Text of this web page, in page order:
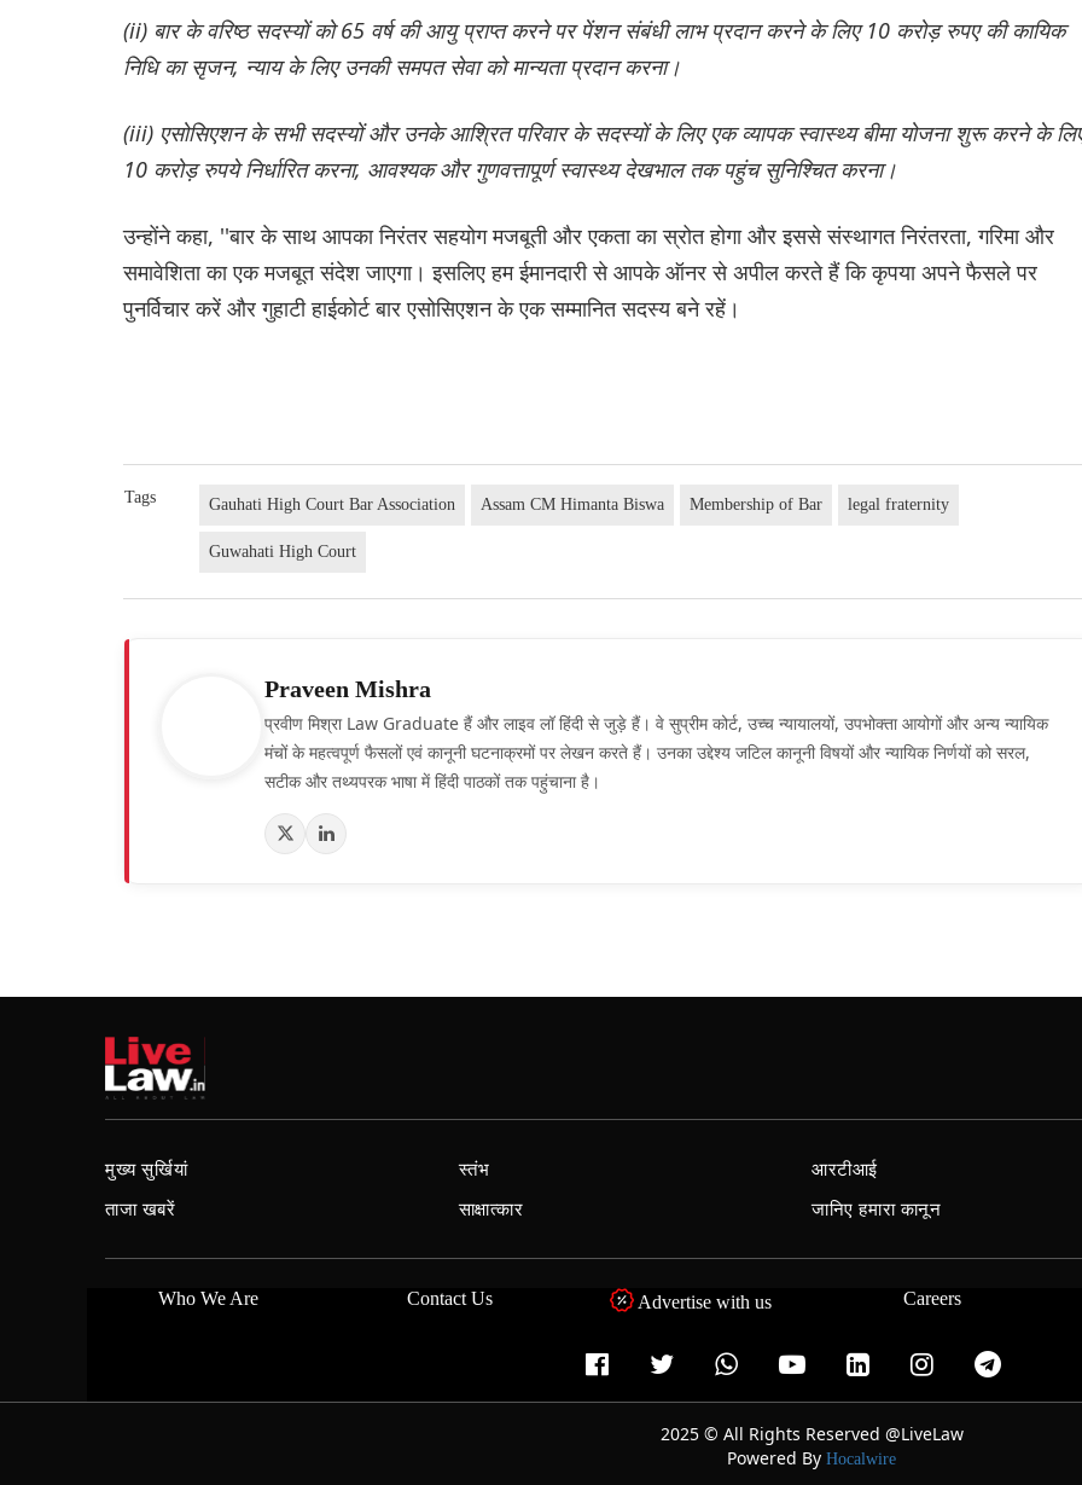
(ii) बार के वरिष्ठ सदस्यों को 65 वर्ष की आयु प्राप्त करने पर पेंशन संबंधी लाभ प्रदान करने के लिए 10 करोड़ रुपए की कायिक
निधि का सृजन, न्याय के लिए उनकी समपत सेवा को मान्यता प्रदान करना।
(iii) एसोसिएशन के सभी सदस्यों और उनके आश्रित परिवार के सदस्यों के लिए एक व्यापक स्वास्थ्य बीमा योजना शुरू करने के
10 करोड़ रुपये निर्धारित करना, आवश्यक और गुणवत्तापूर्ण स्वास्थ्य देखभाल तक पहुंच सुनिश्चित करना।
उन्होंने कहा, ''बार के साथ आपका निरंतर सहयोग मजबूती और एकता का स्रोत होगा और इससे संस्थागत निरंतरता, गरिमा और
समावेशिता का एक मजबूत संदेश जाएगा। इसलिए हम ईमानदारी से आपके ऑनर से अपील करते हैं कि कृपया अपने फैसले पर
पुनर्विचार करें और गुहाटी हाईकोर्ट बार एसोसिएशन के एक सम्मानित सदस्य बने रहें।
Tags Gauhati High Court Bar Association Assam CM Himanta Biswa Membership of Bar legal fraternity
Guwahati High Court
Praveen Mishra
प्रवीण मिश्रा Law Graduate हैं और लाइव लॉ हिंदी से जुड़े हैं। वे सुप्रीम कोर्ट, उच्च न्यायालयों, उपभोक्ता आयोगों और अन्य न्यायिक
मंचों के महत्वपूर्ण फैसलों एवं कानूनी घटनाक्रमों पर लेखन करते हैं। उनका उद्देश्य जटिल कानूनी विषयों और न्यायिक निर्णयों को सरल,
सटीक और तथ्यपरक भाषा में हिंदी पाठकों तक पहुंचाना है।
मुख्य सुर्खियां
ताजा खबरें
स्तंभ
साक्षात्कार
आरटीआई
जानिए हमारा कानून
Who We Are Contact Us Advertise with us Careers
2025 © All Rights Reserved @LiveLaw
Powered By Hocalwire